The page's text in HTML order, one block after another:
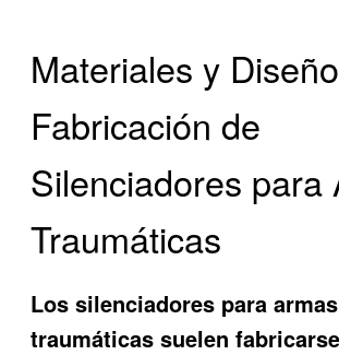
Materiales y
Fabricación de
Silenciadores para
Traumáticas
Los silenciadores para armas
traumáticas suelen